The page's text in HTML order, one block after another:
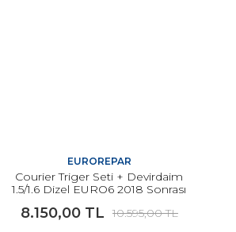
EUROREPAR
Courier Triger Seti + Devirdaim
1.5/1.6 Dizel EURO6 2018 Sonrası
8.150,00 TL 10.595,00 TL